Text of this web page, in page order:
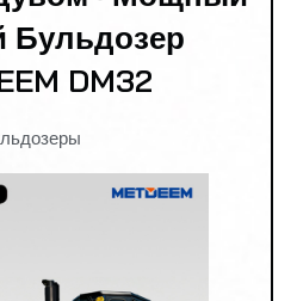
Бульдозер
DM32